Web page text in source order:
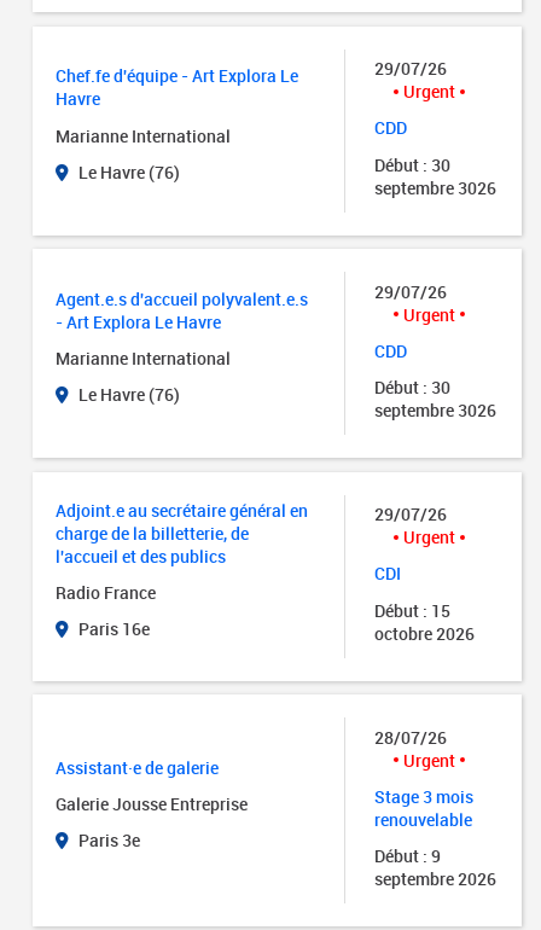
Chef.fe d'équipe - Art Explora Le
Havre
Marianne International
Le Havre (76)
29/07/26
Urgent
CDD
Début : 30
septembre 3026
Agent.e.s d'accueil polyvalent.e.s
- Art Explora Le Havre
Marianne International
Le Havre (76)
29/07/26
Urgent
CDD
Début : 30
septembre 3026
Adjoint.e au secrétaire général en
charge de la billetterie, de
l'accueil et des publics
Radio France
Paris 16e
29/07/26
Urgent
CDI
Début : 15
octobre 2026
Assistant·e de galerie
Galerie Jousse Entreprise
Paris 3e
28/07/26
Urgent
Stage 3 mois
renouvelable
Début : 9
septembre 2026